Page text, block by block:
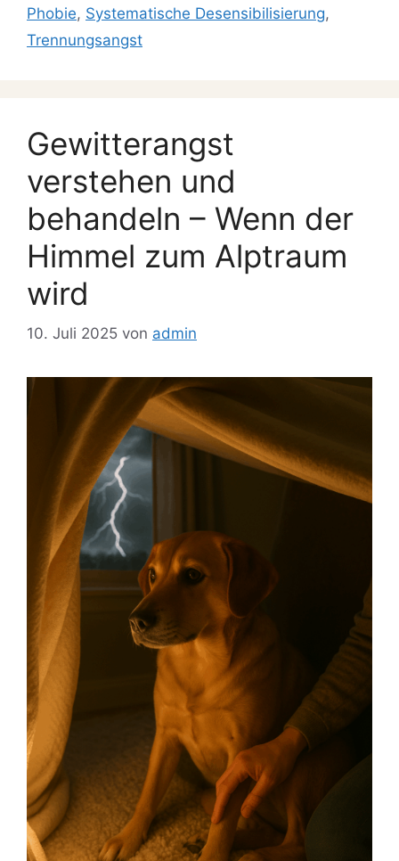
Phobie, Systematische Desensibilisierung,
Trennungsangst
Gewitterangst
verstehen und
behandeln – Wenn der
Himmel zum Alptraum
wird
10. Juli 2025 von admin